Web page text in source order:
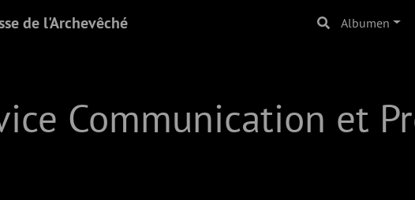
de l'Archevêché Albumen
Communication et